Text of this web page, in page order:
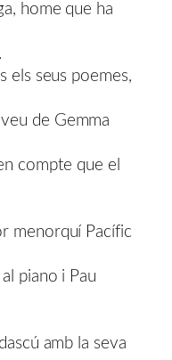
home que ha
els seus poemes,
de Gemma
compte que el
menorquí Pacífic
piano i Pau
amb la seva